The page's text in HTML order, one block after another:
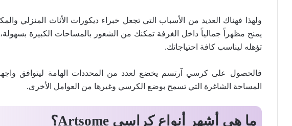
ولهذا فهناك العديد من الأسباب التي تجعل خبراء ديكورات الأثاث المنزلي
يمنح مظهراً جمالياً داخل الغرفة تمكنك من الشعور بالمساحات الكبيرة
تؤهله ليناسب كافة احتياجاتك.
فالحصول على كرسي آرتسم يخضع لعدد من المحددات الهامة ليتوافق
المساحة الشاغرة التي تسمح بوضع الكرسي وغيرها من العوامل الأخرى.
ما هي أشهر أنواع كراسيArtsome؟